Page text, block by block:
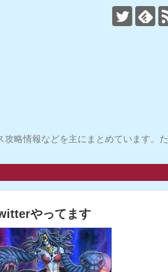
略情報などを主にまとめています。た
やってます